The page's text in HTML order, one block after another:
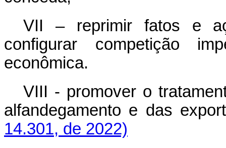
VII – reprimir fatos e
configurar competição
econômica.
VIII - promover o
alfandegamento e das
14.301, de 2022)